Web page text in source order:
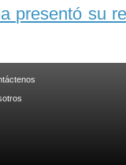
presentó su